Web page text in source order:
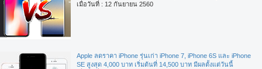
เมื่อวันที่ : 12 กันยายน 2560
Apple ลดราคา iPhone รุ่นเก่า iPhone 7, iPhone 6S และ iPhone
SE สูงสุด 4,000 บาท เริ่มต้นที่ 14,500 บาท มีผลตั้งแต่วันนี้